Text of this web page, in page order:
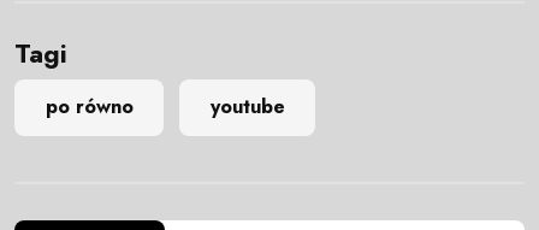
Tagi
po równo youtube